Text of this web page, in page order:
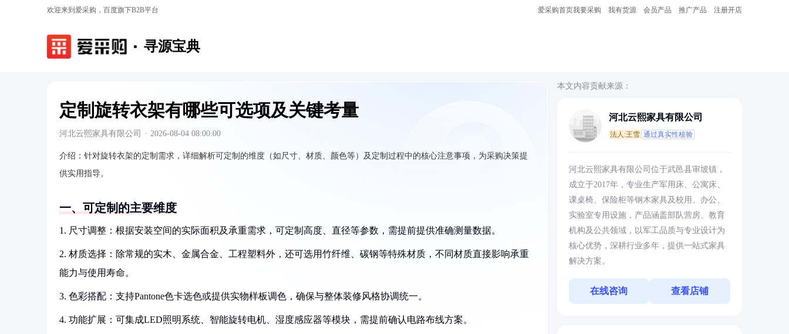
欢迎来到爱采购，百度旗下B2B平台 爱采购首页我要采购 我有货源 会员产品 推广产品 注册开店
寻源宝典
定制旋转衣架有哪些可选项及关键考量
河北云熙家具有限公司 · 2026-08-04 08:00:00
介绍： 针对旋转衣架的定制需求，详细解析可定制的维度（如尺寸、材质、颜色等）及定制过程中的核心注意事项，为采购决策提
供实用指导。
一、可定制的主要维度
1. 尺寸调整：根据安装空间的实际面积及承重需求，可定制高度、直径等参数，需提前提供准确测量数据。
2. 材质选择：除常规的实木、金属合金、工程塑料外，还可选用竹纤维、碳钢等特殊材质，不同材质直接影响承重
能力与使用寿命。
3. 色彩搭配：支持Pantone色卡选色或提供实物样板调色，确保与整体装修风格协调统一。
4. 功能扩展：可集成LED照明系统、智能旋转电机、湿度感应器等模块，需提前确认电路布线方案。
本文内容贡献来源：
河北云熙家具有限公司
法人:王雪 通过真实性核验
河北云熙家具有限公司位于武邑县审坡镇，
成立于2017年，专业生产军用床、公寓床、
课桌椅、保险柜等钢木家具及校用、办公、
实验室专用设施，产品涵盖部队营房、教育
机构及公共领域，以军工品质与专业设计为
核心优势，深耕行业多年，提供一站式家具
解决方案。
在线咨询 查看店铺